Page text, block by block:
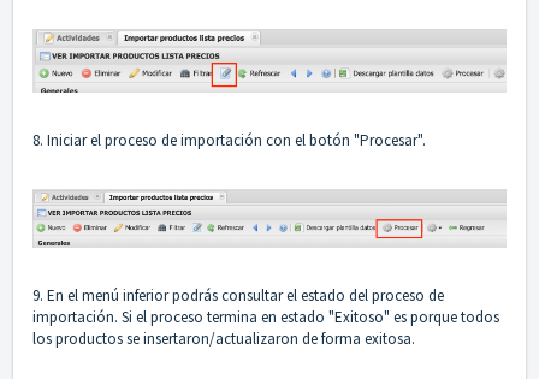
8. Iniciar el proceso de importación con el botón "Procesar".
9. En el menú inferior podrás consultar el estado del proceso de
importación. Si el proceso termina en estado "Exitoso" es porque todos
los productos se insertaron/actualizaron de forma exitosa.